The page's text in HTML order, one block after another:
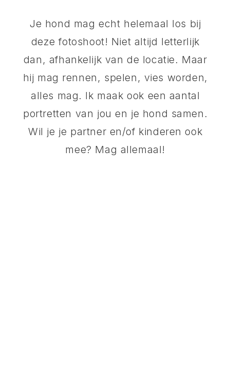
Je hond mag echt helemaal los bij
deze fotoshoot! Niet altijd letterlijk
dan, afhankelijk van de locatie. Maar
hij mag rennen, spelen, vies worden,
alles mag. Ik maak ook een aantal
portretten van jou en je hond samen.
Wil je je partner en/of kinderen ook
mee? Mag allemaal!